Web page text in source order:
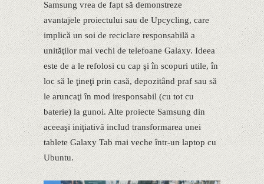
Samsung vrea de fapt să demonstreze
avantajele proiectului sau de Upcycling, care
implică un soi de reciclare responsabilă a
unităţilor mai vechi de telefoane Galaxy. Ideea
este de a le refolosi cu cap şi în scopuri utile, în
loc să le ţineţi prin casă, depozitând praf sau să
le aruncaţi în mod iresponsabil (cu tot cu
baterie) la gunoi. Alte proiecte Samsung din
aceeaşi iniţiativă includ transformarea unei
tablete Galaxy Tab mai veche într-un laptop cu
Ubuntu.